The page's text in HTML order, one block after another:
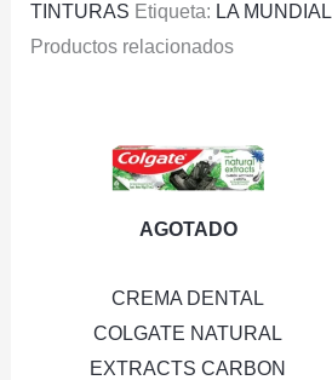
TINTURAS Etiqueta: LA MUNDIAL
Productos relacionados
AGOTADO
CREMA DENTAL
COLGATE NATURAL
EXTRACTS CARBON